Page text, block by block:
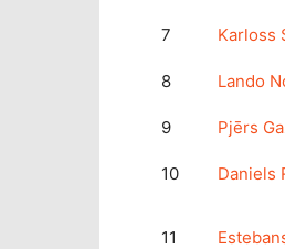
7 Karloss
8 Lando
9 Pjērs
10 Daniels
11